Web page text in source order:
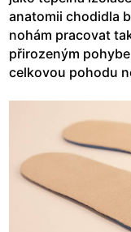
anatomii chodidla
nohám pracovat
přirozeným
celkovou pohodu